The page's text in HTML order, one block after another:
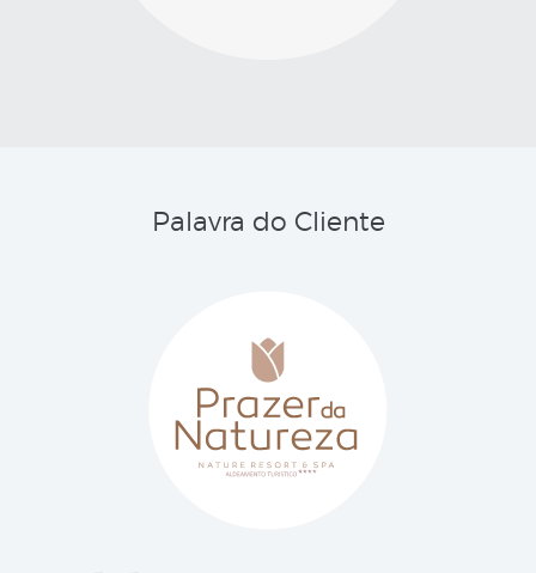
Palavra do Cliente